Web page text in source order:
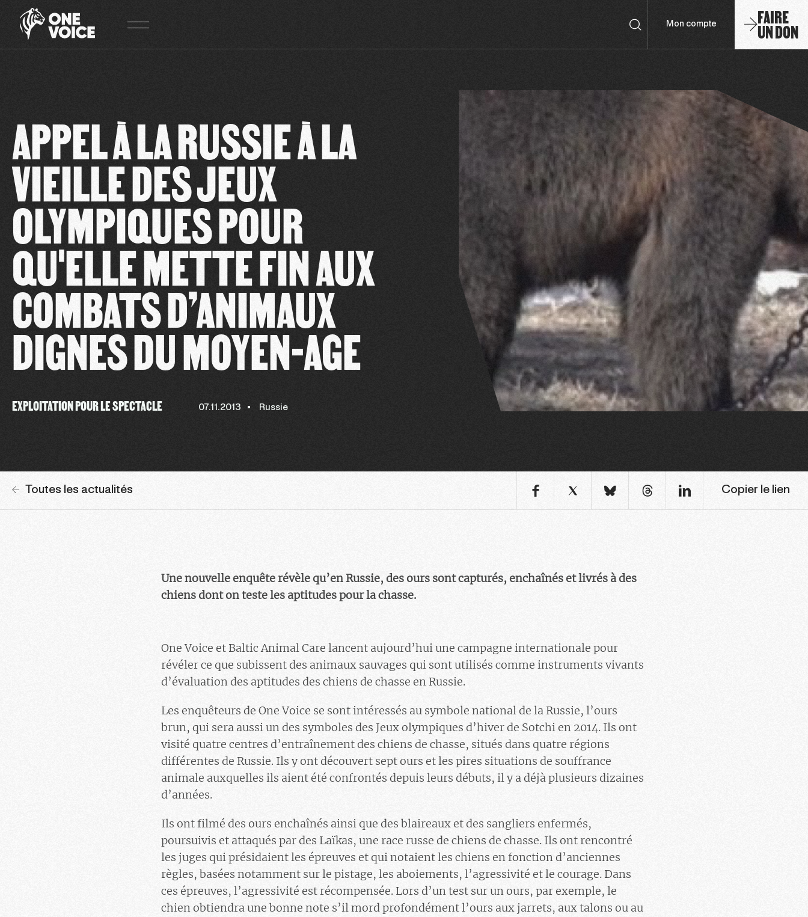
Mon compte FAIRE
UN DON
APPEL À LA RUSSIE À LA
VIEILLE DES JEUX
OLYMPIQUES POUR
QU'ELLE METTE FIN AUX
COMBATS D’ANIMAUX
DIGNES DU MOYEN-AGE
EXPLOITATION POUR LE SPECTACLE 07.11.2013 Russie
Toutes les actualités Copier le lien
Une nouvelle enquête révèle qu’en Russie, des ours sont capturés, enchaînés et livrés à des
chiens dont on teste les aptitudes pour la chasse.
One Voice et Baltic Animal Care lancent aujourd’hui une campagne internationale pour
révéler ce que subissent des animaux sauvages qui sont utilisés comme instruments vivants
d’évaluation des aptitudes des chiens de chasse en Russie.
Les enquêteurs de One Voice se sont intéressés au symbole national de la Russie, l’ours
brun, qui sera aussi un des symboles des Jeux olympiques d’hiver de Sotchi en 2014. Ils ont
visité quatre centres d’entraînement des chiens de chasse, situés dans quatre régions
différentes de Russie. Ils y ont découvert sept ours et les pires situations de souffrance
animale auxquelles ils aient été confrontés depuis leurs débuts, il y a déjà plusieurs dizaines
d’années.
Ils ont filmé des ours enchaînés ainsi que des blaireaux et des sangliers enfermés,
poursuivis et attaqués par des Laïkas, une race russe de chiens de chasse. Ils ont rencontré
les juges qui présidaient les épreuves et qui notaient les chiens en fonction d’anciennes
règles, basées notamment sur le pistage, les aboiements, l’agressivité et le courage. Dans
ces épreuves, l’agressivité est récompensée. Lors d’un test sur un ours, par exemple, le
chien obtiendra une bonne note s’il mord profondément l’ours aux jarrets, aux talons ou au